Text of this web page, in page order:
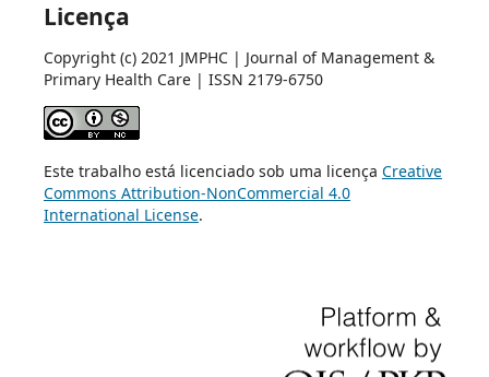
Licença
Copyright (c) 2021 JMPHC | Journal of Management &
Primary Health Care | ISSN 2179-6750
Este trabalho está licenciado sob uma licença Creative
Commons Attribution-NonCommercial 4.0
International License.